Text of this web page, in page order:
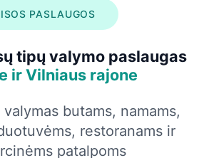
PASLAUGOS
tipų valymo paslaugas
ir Vilniaus rajone
butams, namams,
restoranams ir
patalpoms